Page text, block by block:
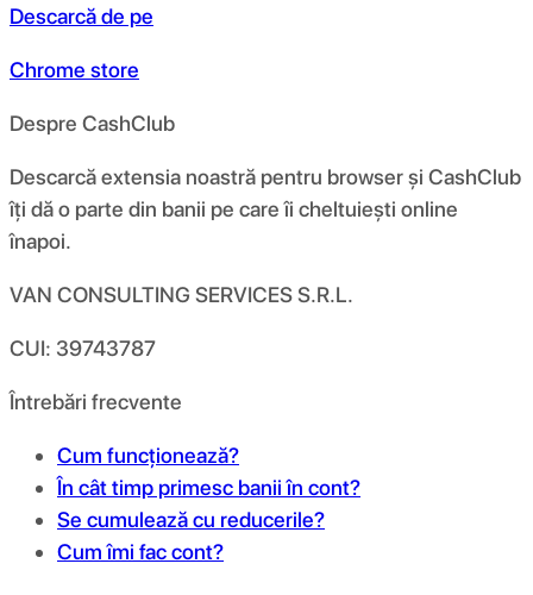
Descarcă de pe
Chrome store
Despre CashClub
Descarcă extensia noastră pentru browser și CashClub
îți dă o parte din banii pe care îi cheltuiești online
înapoi.
VAN CONSULTING SERVICES S.R.L.
CUI: 39743787
Întrebări frecvente
Cum funcționează?
În cât timp primesc banii în cont?
Se cumulează cu reducerile?
Cum îmi fac cont?